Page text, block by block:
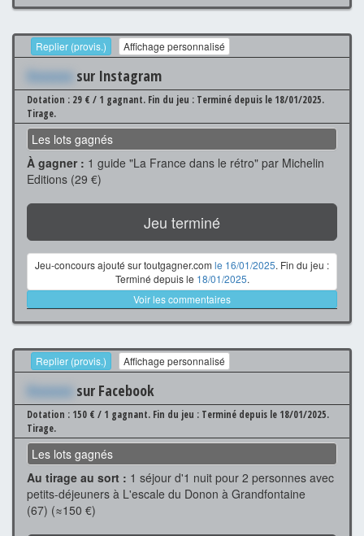
Replier (provis.) Affichage personnalisé
Xxxxxxx sur Instagram
Dotation : 29 € / 1 gagnant. Fin du jeu : Terminé depuis le 18/01/2025.
Tirage.
Les lots gagnés
À gagner : 1 guide "La France dans le rétro" par Michelin
Editions (29 €)
Jeu terminé
Jeu-concours ajouté sur toutgagner.com le 16/01/2025. Fin du jeu :
Terminé depuis le 18/01/2025.
Voir les commentaires
Replier (provis.) Affichage personnalisé
Xxxxxxx sur Facebook
Dotation : 150 € / 1 gagnant. Fin du jeu : Terminé depuis le 18/01/2025.
Tirage.
Les lots gagnés
Au tirage au sort : 1 séjour d'1 nuit pour 2 personnes avec
petits-déjeuners à L'escale du Donon à Grandfontaine
(67) (≈150 €)